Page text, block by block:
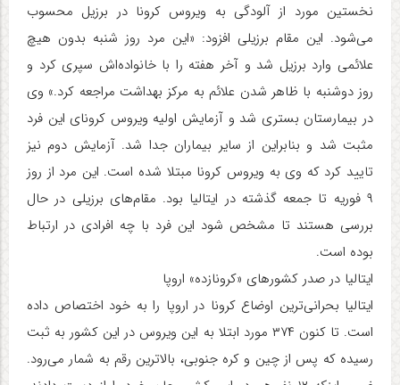
نخستین مورد از آلودگی به ویروس کرونا در برزیل محسوب
می‌شود. این مقام برزیلی افزود: «این مرد روز شنبه بدون هیچ
علائمی وارد برزیل شد و آخر هفته را با خانواده‌اش سپری کرد و
روز دوشنبه با ظاهر شدن علائم به مرکز بهداشت مراجعه کرد.» وی
در بیمارستان بستری شد و آزمایش اولیه ویروس کرونای این فرد
مثبت شد و بنابراین از سایر بیماران جدا شد. آزمایش دوم نیز
تایید کرد که وی به ویروس کرونا مبتلا شده است. این مرد از روز
۹ فوریه تا جمعه گذشته در ایتالیا بود. مقام‌های برزیلی در حال
بررسی هستند تا مشخص شود این فرد با چه افرادی در ارتباط
بوده است.
ایتالیا در صدر کشورهای «کرونازده» اروپا
ایتالیا بحرانی‌ترین اوضاع کرونا در اروپا را به خود اختصاص داده
است. تا کنون ۳۷۴ مورد ابتلا به این ویروس در این کشور به ثبت
رسیده که پس از چین و کره جنوبی، بالاترین رقم به شمار می‌رود.